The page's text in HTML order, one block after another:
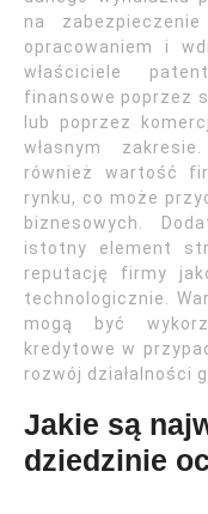
na
opracowaniem i
właściciele
finansowe poprzez
lub poprzez
własnym
również wartość
rynku, co może
biznesowych.
istotny element
reputację firmy
technologicznie.
mogą być
kredytowe w
rozwój działalności
Jakie są
dziedzinie